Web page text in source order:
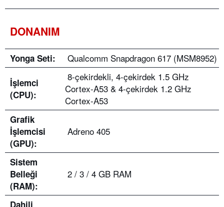
DONANIM
Yonga Seti: Qualcomm Snapdragon 617 (MSM8952)
İşlemci
(CPU):
8-çekirdekli, 4-çekirdek 1.5 GHz
Cortex-A53 & 4-çekirdek 1.2 GHz
Cortex-A53
Grafik
İşlemcisi
(GPU):
Adreno 405
Sistem
Belleği
(RAM):
2 / 3 / 4 GB RAM
Dahili